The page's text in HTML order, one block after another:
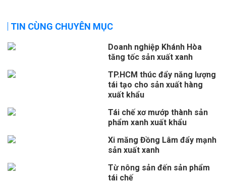
TIN CÙNG CHUYÊN MỤC
Doanh nghiệp Khánh Hòa
tăng tốc sản xuất xanh
TP.HCM thúc đẩy năng lượng
tái tạo cho sản xuất hàng
xuất khẩu
Tái chế xơ mướp thành sản
phẩm xanh xuất khẩu
Xi măng Đồng Lâm đẩy mạnh
sản xuất xanh
Từ nông sản đến sản phẩm
tái chế